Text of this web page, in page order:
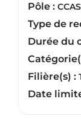
Pôle :
Type de
Durée du
Filière(s) :
Date